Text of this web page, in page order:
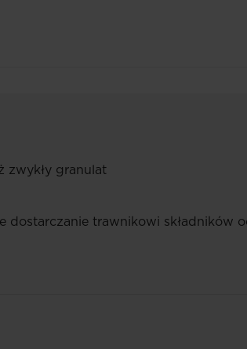
zwykły granulat
trawnikowi składników